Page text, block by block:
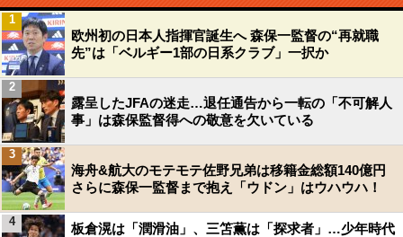
欧州初の日本人指揮官誕生へ 森保一監督の“再就職
先”は「ベルギー1部の日系クラブ」一択か
1
露呈したJFAの迷走…退任通告から一転の「不可解人
事」は森保監督得への敬意を欠いている
2
海舟&航大のモテモテ佐野兄弟は移籍金総額140億円
さらに森保一監督まで抱え「ウドン」はウハウハ！
3
板倉滉は「潤滑油」、三笘薫は「探求者」…少年時代
4